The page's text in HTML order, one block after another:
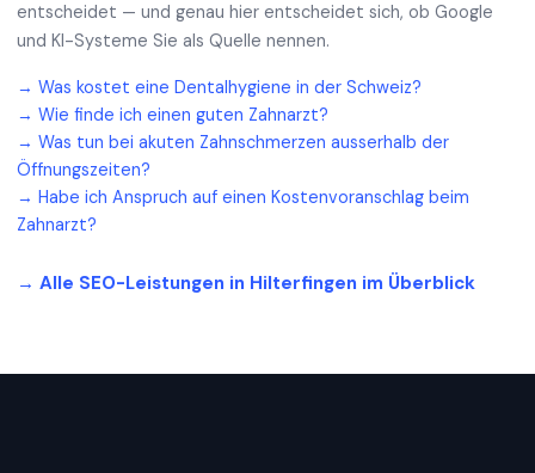
entscheidet — und genau hier entscheidet sich, ob Google
und KI-Systeme Sie als Quelle nennen.
→ Was kostet eine Dentalhygiene in der Schweiz?
→ Wie finde ich einen guten Zahnarzt?
→ Was tun bei akuten Zahnschmerzen ausserhalb der
Öffnungszeiten?
→ Habe ich Anspruch auf einen Kostenvoranschlag beim
Zahnarzt?
→ Alle SEO-Leistungen in Hilterfingen im Überblick